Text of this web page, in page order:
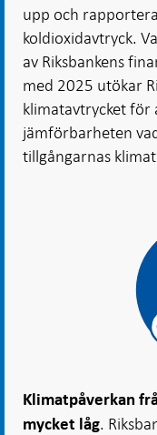
upp och
koldioxidavtryck.
av Riksbankens
med 2025 utökar
klimatavtrycket för
jämförbarheten
tillgångarnas
Klimatpåverkan
mycket låg.